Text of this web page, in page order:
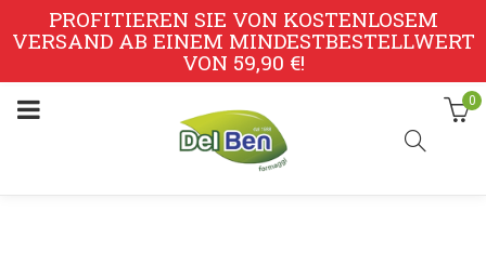
PROFITIEREN SIE VON KOSTENLOSEM
VERSAND AB EINEM MINDESTBESTELLWERT
VON 59,90 €!
0